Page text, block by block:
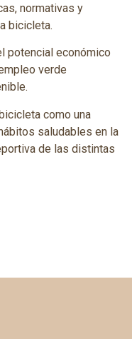
normativas y
bicicleta.
potencial económico
verde
como una
saludables en la
de las distintas